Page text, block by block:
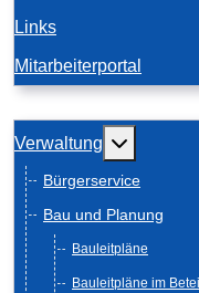
Links
Mitarbeiterportal
Verwaltung Weitere
Bürgerservice
Bau und Planung
Bauleitpläne
Bauleitpläne im